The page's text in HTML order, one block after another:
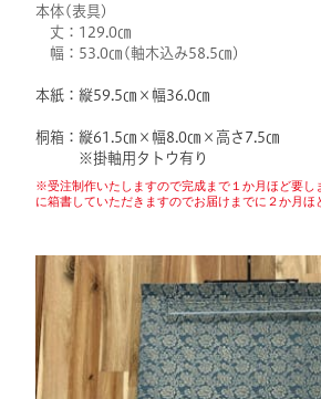
本体(表具)
丈：129.0㎝
幅：53.0㎝(軸木込み58.5㎝)
本紙：縦59.5㎝×幅36.0㎝
桐箱：縦61.5㎝×幅8.0㎝×高さ7.5㎝
※掛軸用タトウ有り
※受注制作いたしますので完成まで１か月ほど要し
に箱書していただきますのでお届けまでに２か月ほ